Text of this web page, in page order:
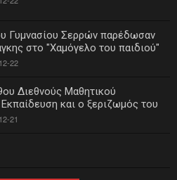
Γυμνασίου Σερρών παρέδωσαν
στο "Χαμόγελο του παιδιού"
22
Διεθνούς Μαθητικού
και ο ξεριζωμός του
21